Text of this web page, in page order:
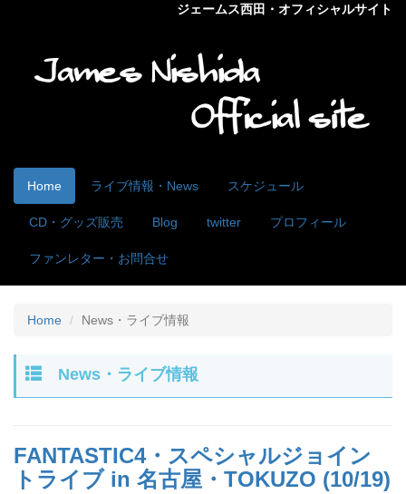
ジェームス西田・オフィシャルサイト
Home ライブ情報・News スケジュール
CD・グッズ販売 Blog twitter プロフィール
ファンレター・お問合せ
Home News・ライブ情報
News・ライブ情報
FANTASTIC4・スペシャルジョイン
トライブ in 名古屋・TOKUZO (10/19)